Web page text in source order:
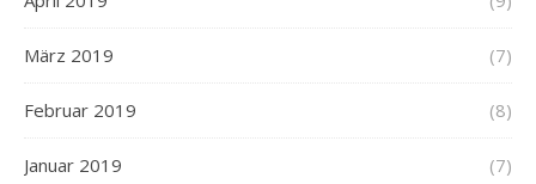
März 2019 (7)
Februar 2019 (8)
Januar 2019 (7)